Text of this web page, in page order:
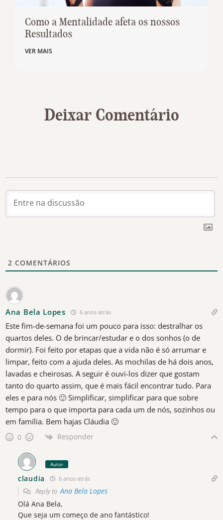
Como a Mentalidade afeta os nossos
Resultados
VER MAIS
Deixar Comentário
2 COMENTÁRIOS
Ana Bela Lopes 6 anos atrás
Este fim-de-semana foi um pouco para isso: destralhar os
quartos deles. O de brincar/estudar e o dos sonhos (o de
dormir). Foi feito por etapas que a vida não é só arrumar e
limpar, feito com a ajuda deles. As mochilas de há dois anos,
lavadas e cheirosas. A seguir é ouvi-los dizer que gostam
tanto do quarto assim, que é mais fácil encontrar tudo. Para
eles e para nós 🙂 Simplificar, simplificar para que sobre
tempo para o que importa para cada um de nós, sozinhos ou
em família. Bem hajas Cláudia 🙂
0 Responder
Autor
claudia 6 anos atrás
Reply toAna Bela Lopes
Olá Ana Bela,
Que seja um começo de ano fantástico!